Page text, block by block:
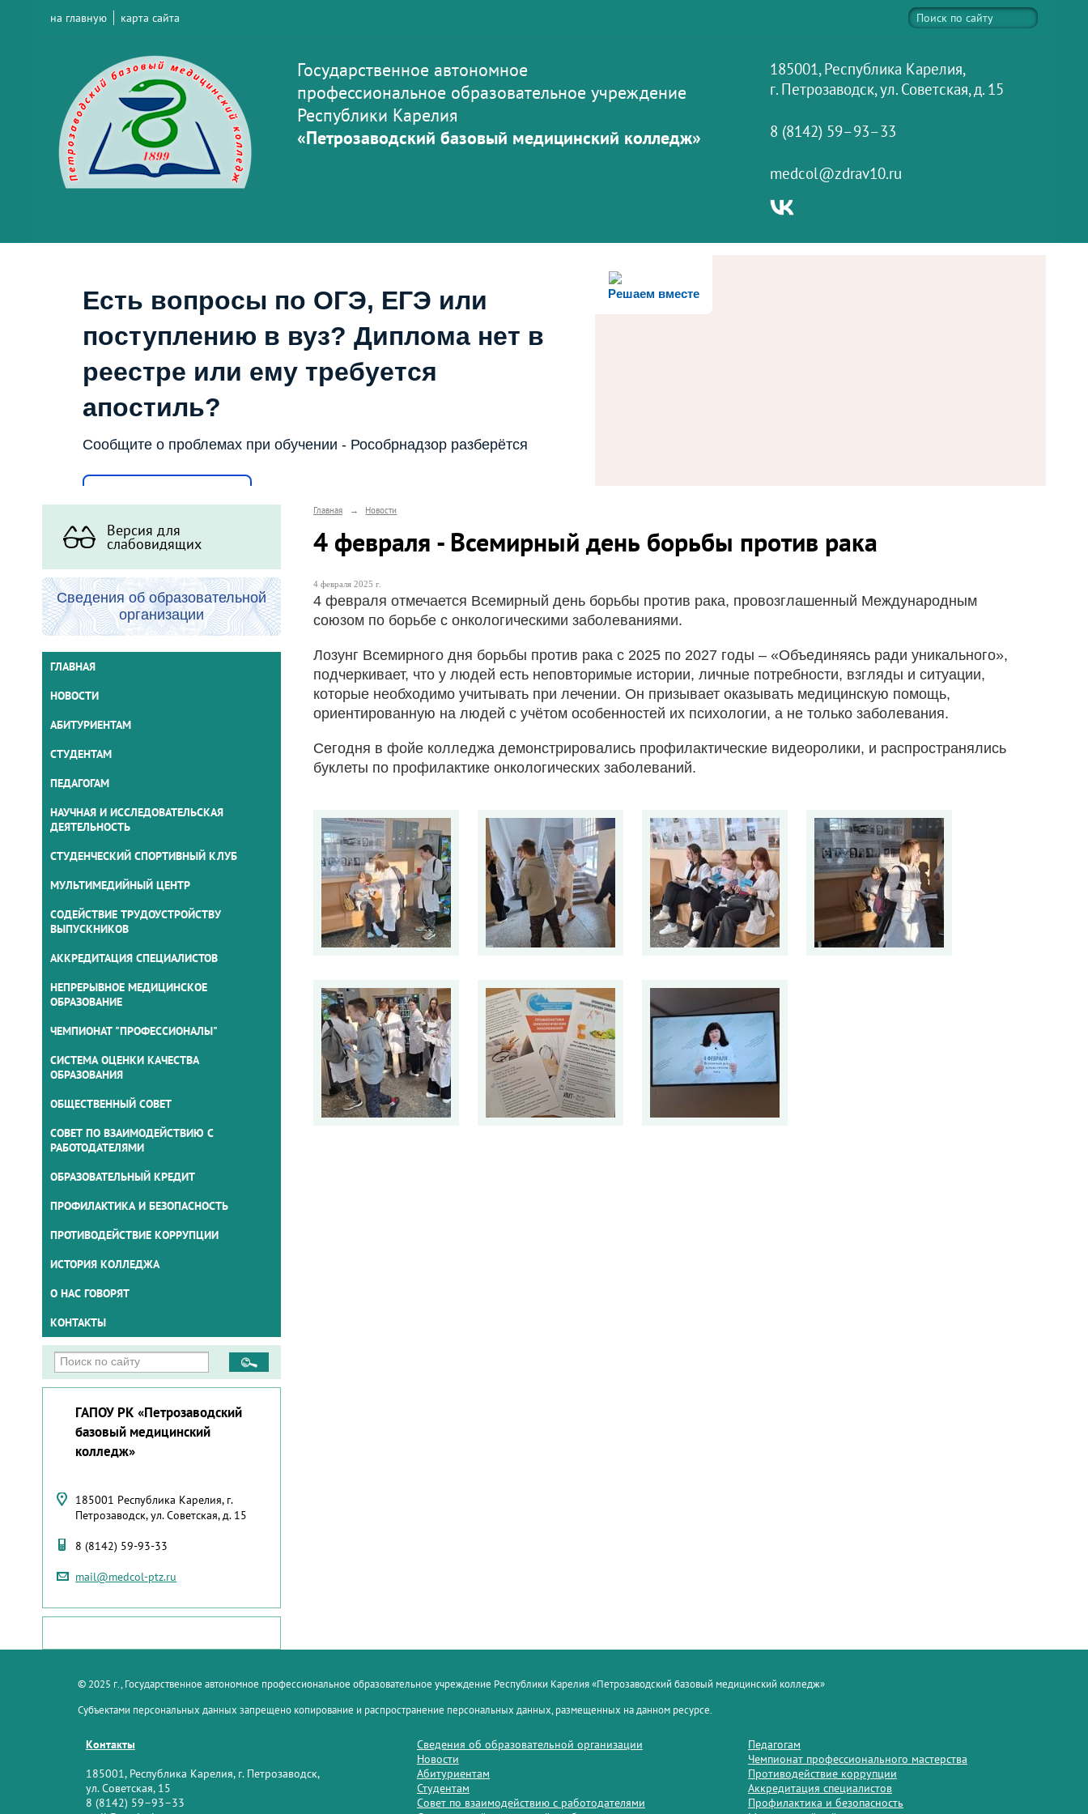
на главную карта сайта
Государственное автономное
профессиональное образовательное учреждение
Республики Карелия
«Петрозаводский базовый медицинский колледж»
185001, Республика Карелия,
г. Петрозаводск, ул. Советская, д. 15
8 (8142) 59–93–33
medcol@zdrav10.ru
Решаем вместе
Есть вопросы по ОГЭ, ЕГЭ или
поступлению в вуз? Диплома нет в
реестре или ему требуется
апостиль?
Сообщите о проблемах при обучении - Рособрнадзор разберётся
Версия для
слабовидящих
Сведения об образовательной
организации
ГЛАВНАЯ
НОВОСТИ
АБИТУРИЕНТАМ
СТУДЕНТАМ
ПЕДАГОГАМ
НАУЧНАЯ И ИССЛЕДОВАТЕЛЬСКАЯ
ДЕЯТЕЛЬНОСТЬ
СТУДЕНЧЕСКИЙ СПОРТИВНЫЙ КЛУБ
МУЛЬТИМЕДИЙНЫЙ ЦЕНТР
СОДЕЙСТВИЕ ТРУДОУСТРОЙСТВУ
ВЫПУСКНИКОВ
АККРЕДИТАЦИЯ СПЕЦИАЛИСТОВ
НЕПРЕРЫВНОЕ МЕДИЦИНСКОЕ
ОБРАЗОВАНИЕ
ЧЕМПИОНАТ "ПРОФЕССИОНАЛЫ"
СИСТЕМА ОЦЕНКИ КАЧЕСТВА
ОБРАЗОВАНИЯ
ОБЩЕСТВЕННЫЙ СОВЕТ
СОВЕТ ПО ВЗАИМОДЕЙСТВИЮ С
РАБОТОДАТЕЛЯМИ
ОБРАЗОВАТЕЛЬНЫЙ КРЕДИТ
ПРОФИЛАКТИКА И БЕЗОПАСНОСТЬ
ПРОТИВОДЕЙСТВИЕ КОРРУПЦИИ
ИСТОРИЯ КОЛЛЕДЖА
О НАС ГОВОРЯТ
КОНТАКТЫ
ГАПОУ РК «Петрозаводский
базовый медицинский
колледж»
185001 Республика Карелия, г.
Петрозаводск, ул. Советская, д. 15
8 (8142) 59-93-33
mail@medcol-ptz.ru
Главная → Новости
4 февраля - Всемирный день борьбы против рака
4 февраля 2025 г.
4 февраля отмечается Всемирный день борьбы против рака, провозглашенный Международным
союзом по борьбе с онкологическими заболеваниями.
Лозунг Всемирного дня борьбы против рака с 2025 по 2027 годы – «Объединяясь ради уникального»,
подчеркивает, что у людей есть неповторимые истории, личные потребности, взгляды и ситуации,
которые необходимо учитывать при лечении. Он призывает оказывать медицинскую помощь,
ориентированную на людей с учётом особенностей их психологии, а не только заболевания.
Сегодня в фойе колледжа демонстрировались профилактические видеоролики, и распространялись
буклеты по профилактике онкологических заболеваний.
© 2025 г., Государственное автономное профессиональное образовательное учреждение Республики Карелия «Петрозаводский базовый медицинский колледж»
Субъектами персональных данных запрещено копирование и распространение персональных данных, размещенных на данном ресурсе.
Контакты
185001, Республика Карелия, г. Петрозаводск,
ул. Советская, 15
8 (8142) 59–93–33
Сведения об образовательной организации
Новости
Абитуриентам
Студентам
Совет по взаимодействию с работодателями
Педагогам
Чемпионат профессионального мастерства
Противодействие коррупции
Аккредитация специалистов
Профилактика и безопасность